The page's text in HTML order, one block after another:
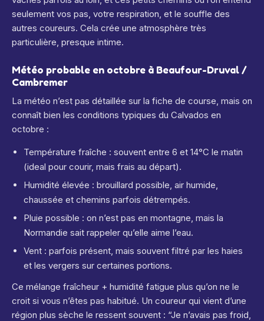
seulement vos pas, votre respiration, et le souffle des
autres coureurs. Cela crée une atmosphère très
particulière, presque intime.
Météo probable en octobre à Beaufour-Druval /
Cambremer
La météo n’est pas détaillée sur la fiche de course, mais on
connaît bien les conditions typiques du Calvados en
octobre :
Température fraîche : souvent entre 6 et 14°C le matin
(ideal pour courir, mais frais au départ).
Humidité élevée : brouillard possible, air humide,
chaussée et chemins parfois détrempés.
Pluie possible : on n’est pas en montagne, mais la
Normandie sait rappeler qu’elle aime l’eau.
Vent : parfois présent, mais souvent filtré par les haies
et les vergers sur certaines portions.
Ce mélange fraîcheur + humidité fatigue plus qu’on ne le
croit si vous n’êtes pas habitué. Un coureur qui vient d’une
région plus sèche le ressent souvent : “Je n’avais pas froid,